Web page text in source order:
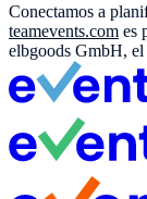
Conectamos a
teamevents.com es
elbgoods GmbH, el